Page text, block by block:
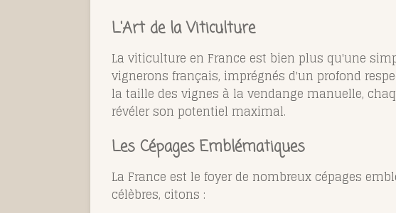
L'Art de la Viticulture
La viticulture en France est bien plus qu'une
vignerons français, imprégnés d'un profond
la taille des vignes à la vendange manuelle,
révéler son potentiel maximal.
Les Cépages Emblématiques
La France est le foyer de nombreux cépages
célèbres, citons :